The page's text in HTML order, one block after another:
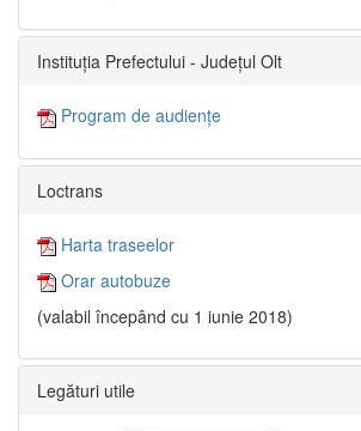
Instituția Prefectului - Județul Olt
Program de audiențe
Loctrans
Harta traseelor
Orar autobuze
(valabil începând cu 1 iunie 2018)
Legături utile